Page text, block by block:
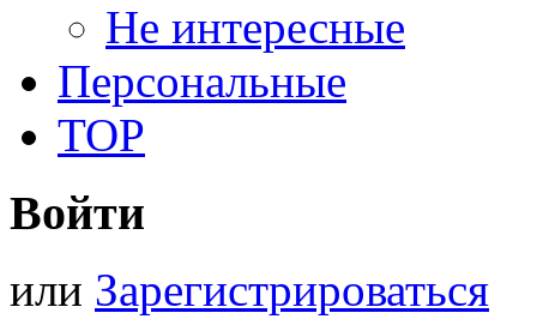
Не интересные
Персональные
TOP
Войти
или Зарегистрироваться